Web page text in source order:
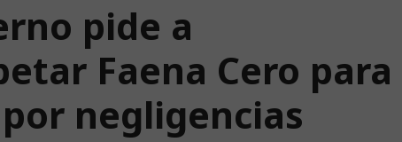
pide a
Faena Cero para
negligencias